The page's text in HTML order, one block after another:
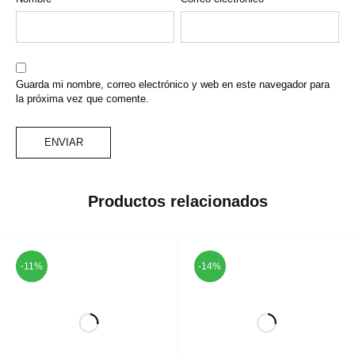
Guarda mi nombre, correo electrónico y web en este navegador para
la próxima vez que comente.
Productos relacionados
-11% -14%